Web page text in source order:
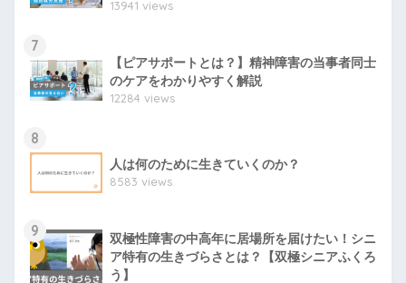
13941 views
7
【ピアサポートとは？】精神障害の当事者同士
のケアをわかりやすく解説
12284 views
8
人は何のために生きていくのか？
8583 views
9
双極性障害の中高年に居場所を届けたい！シニ
ア特有の生きづらさとは？【双極シニアふくろ
う】